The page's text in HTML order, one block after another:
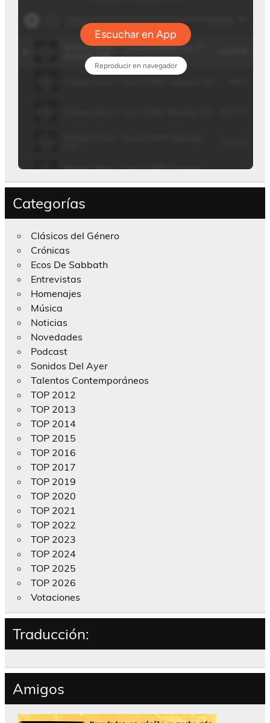
Categorías
Clásicos del Género
Crónicas
Ecos De Sabbath
Entrevistas
Homenajes
Música
Noticias
Novedades
Podcast
Sonidos Del Ayer
Talentos Contemporáneos
TOP 2012
TOP 2013
TOP 2014
TOP 2015
TOP 2016
TOP 2017
TOP 2019
TOP 2020
TOP 2021
TOP 2022
TOP 2023
TOP 2024
TOP 2025
TOP 2026
Votaciones
Traducción:
Amigos